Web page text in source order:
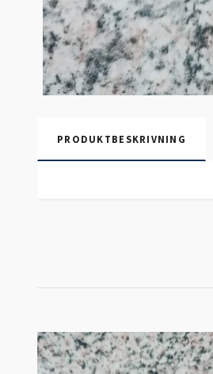
PRODUKTBESKRIVNING